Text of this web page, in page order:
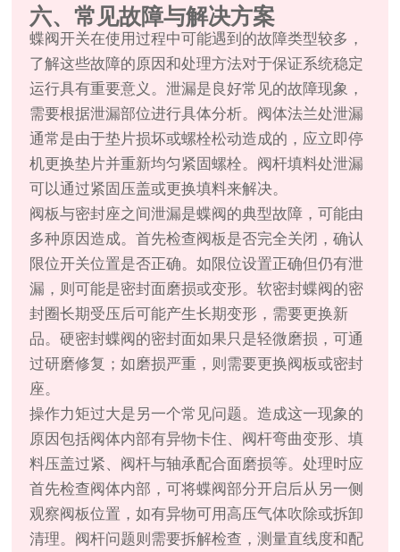
六、常见故障与解决方案
蝶阀开关在使用过程中可能遇到的故障类型较多，
了解这些故障的原因和处理方法对于保证系统稳定
运行具有重要意义。泄漏是良好常见的故障现象，
需要根据泄漏部位进行具体分析。阀体法兰处泄漏
通常是由于垫片损坏或螺栓松动造成的，应立即停
机更换垫片并重新均匀紧固螺栓。阀杆填料处泄漏
可以通过紧固压盖或更换填料来解决。
阀板与密封座之间泄漏是蝶阀的典型故障，可能由
多种原因造成。首先检查阀板是否完全关闭，确认
限位开关位置是否正确。如限位设置正确但仍有泄
漏，则可能是密封面磨损或变形。软密封蝶阀的密
封圈长期受压后可能产生长期变形，需要更换新
品。硬密封蝶阀的密封面如果只是轻微磨损，可通
过研磨修复；如磨损严重，则需要更换阀板或密封
座。
操作力矩过大是另一个常见问题。造成这一现象的
原因包括阀体内部有异物卡住、阀杆弯曲变形、填
料压盖过紧、阀杆与轴承配合面磨损等。处理时应
首先检查阀体内部，可将蝶阀部分开启后从另一侧
观察阀板位置，如有异物可用高压气体吹除或拆卸
清理。阀杆问题则需要拆解检查，测量直线度和配